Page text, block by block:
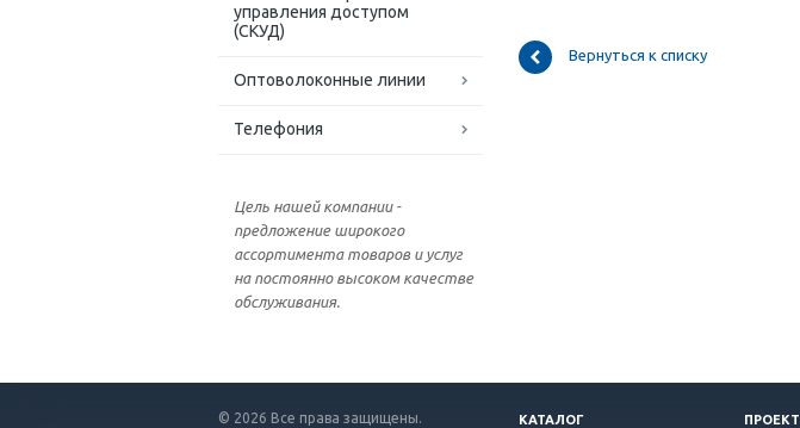
управления доступом
(СКУД)
Оптоволоконные линии
Телефония
Цель нашей компании -
предложение широкого
ассортимента товаров и услуг
на постоянно высоком качестве
обслуживания.
Вернуться к списку
© 2026 Все права защищены. КАТАЛОГ